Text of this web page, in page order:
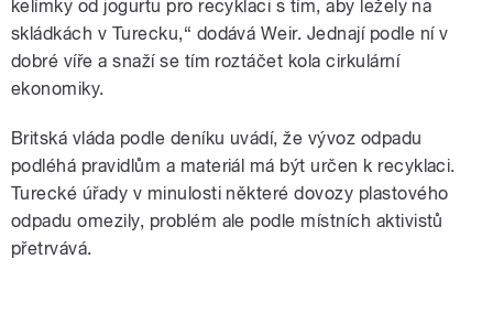
kelímky od jogurtu pro recyklaci s tím, aby ležely na
skládkách v Turecku,“ dodává Weir. Jednají podle ní v
dobré víře a snaží se tím roztáčet kola cirkulární
ekonomiky.
Britská vláda podle deníku uvádí, že vývoz odpadu
podléhá pravidlům a materiál má být určen k recyklaci.
Turecké úřady v minulosti některé dovozy plastového
odpadu omezily, problém ale podle místních aktivistů
přetrvává.